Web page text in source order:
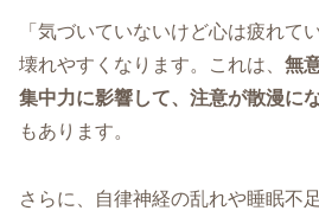
「気づいていないけど心は疲れて
壊れやすくなります。これは、 無
集中力に影響して、注意が散漫に
もあります。
さらに、自律神経の乱れや睡眠不